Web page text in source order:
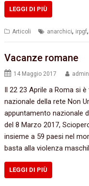
LEGGI DI PIÙ
Articoli anarchici, irpgf,
Vacanze romane
14 Maggio 2017
Il 22 23 Aprile a Roma si
nazionale della rete Non
appuntamento nazionale
del 8 Marzo 2017,
insieme a 59 paesi nel
basta alla violenza
LEGGI DI PIÙ